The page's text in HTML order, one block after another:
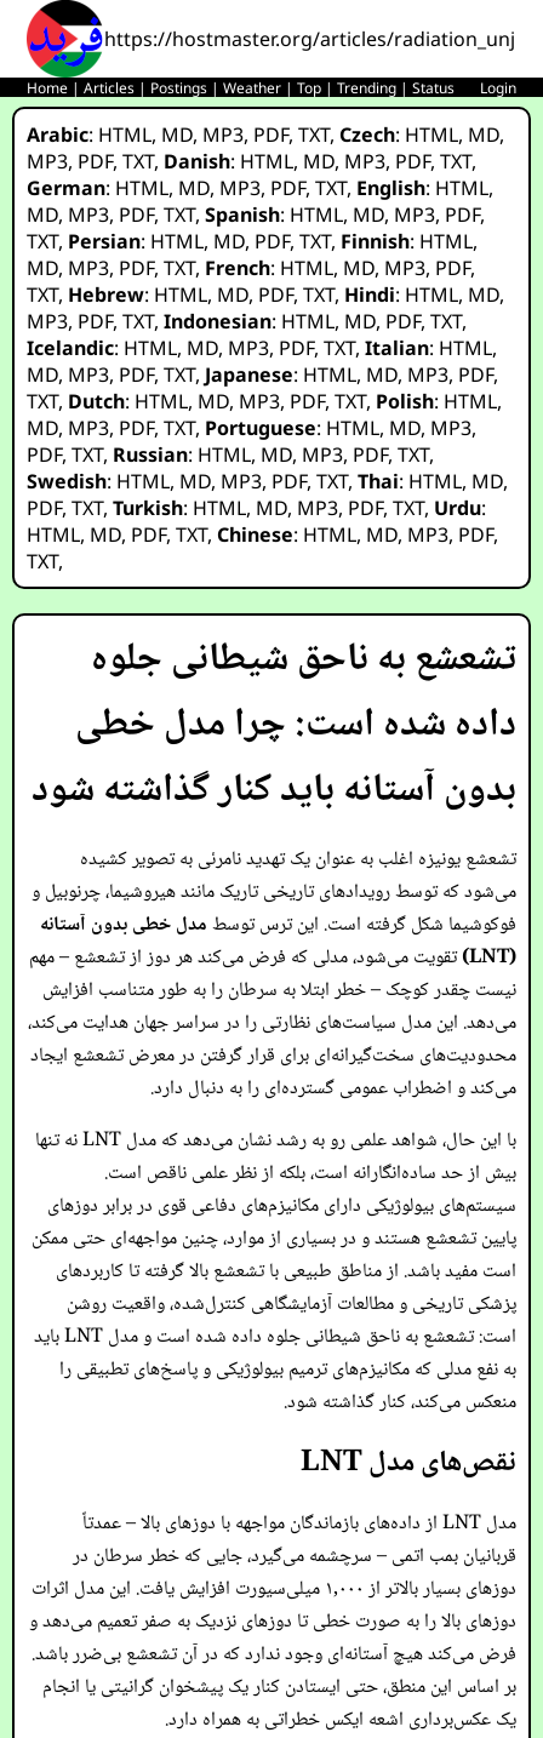
https://hostmaster.org/articles/
Home |Articles | Postings |Weather |Top |Trending |Status Login
Arabic: HTML, MD, MP3, PDF,TXT,Czech: HTML, MD,
MP3, PDF,TXT, Danish: HTML, MD, MP3, PDF,TXT,
German: HTML, MD, MP3, PDF,TXT, English: HTML,
MD, MP3, PDF,TXT,Spanish: HTML, MD, MP3, PDF,
TXT, Persian: HTML, MD, PDF,TXT, Finnish: HTML,
MD, MP3, PDF,TXT, French: HTML, MD, MP3, PDF,
TXT, Hebrew: HTML, MD, PDF,TXT, Hindi: HTML, MD,
MP3, PDF,TXT,Indonesian: HTML, MD, PDF,TXT,
Icelandic: HTML, MD, MP3, PDF,TXT,Italian: HTML,
MD, MP3, PDF,TXT, Japanese: HTML, MD, MP3, PDF,
TXT, Dutch: HTML, MD, MP3, PDF,TXT, Polish: HTML,
MD, MP3, PDF,TXT, Portuguese: HTML, MD, MP3,
PDF,TXT, Russian: HTML, MD, MP3, PDF,TXT,
Swedish: HTML, MD, MP3, PDF,TXT,Thai: HTML, MD,
PDF,TXT,Turkish: HTML, MD, MP3, PDF,TXT, Urdu:
HTML, MD, PDF,TXT,Chinese: HTML, MD, MP3, PDF,
TXT,
تشعشع به ناحق شیطانی جلوه
داده شده است: چرا مدل خطی
بدون آستانه باید کنار گذاشته شود
تشعشع یونیزه اغلب به عنوان یک تهدید نامرئی به تصویر کشیده
می‌شود که توسط رویدادهای تاریخی تاریک مانند هیروشیما، چرنوبیل و
فوکوشیما شکل گرفته است. این ترس توسطمدل خطی بدون آستانه
(LNT)
تقویت می‌شود، مدلی که فرض می‌کند هر دوز از تشعشع – مهم
نیست چقدر کوچک – خطر ابتلا به سرطان را به طور متناسب افزایش
می‌دهد. این مدل سیاست‌های نظارتی را در سراسر جهان هدایت می‌کند،
محدودیت‌های سخت‌گیرانه‌ای برای قرار گرفتن در معرض تشعشع ایجاد
می‌کند و اضطراب عمومی گسترده‌ای را به دنبال دارد.
با این حال، شواهد علمی رو به رشد نشان می‌دهد که مدل LNT نه تنها
بیش از حد ساده‌انگارانه است، بلکه از نظر علمی ناقص است.
سیستم‌های بیولوژیکی دارای مکانیزم‌های دفاعی قوی در برابر دوزهای
پایین تشعشع هستند و در بسیاری از موارد، چنین مواجهه‌ای حتی ممکن
است مفید باشد. از مناطق طبیعی با تشعشع بالا گرفته تا کاربردهای
پزشکی تاریخی و مطالعات آزمایشگاهی کنترل‌شده، واقعیت روشن
است: تشعشع به ناحق شیطانی جلوه داده شده است و مدل LNT باید
به نفع مدلی که مکانیزم‌های ترمیم بیولوژیکی و پاسخ‌های تطبیقی را
منعکس می‌کند، کنار گذاشته شود.
نقص‌های مدل LNT
مدل LNT از داده‌های بازماندگان مواجهه با دوزهای بالا – عمدتاً
قربانیان بمب اتمی – سرچشمه می‌گیرد، جایی که خطر سرطان در
دوزهای بسیار بالاتر از ۱,۰۰۰ میلی‌سیورت افزایش یافت. این مدل اثرات
دوزهای بالا را به صورت خطی تا دوزهای نزدیک به صفر تعمیم می‌دهد و
فرض می‌کند هیچ آستانه‌ای وجود ندارد که در آن تشعشع بی‌ضرر باشد.
بر اساس این منطق، حتی ایستادن کنار یک پیشخوان گرانیتی یا انجام
یک عکس‌برداری اشعه ایکس خطراتی به همراه دارد.